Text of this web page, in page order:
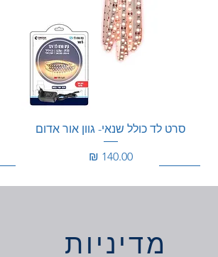
סרט לד כולל שנאי- גוון אור אדום
מחיר‏140.00 ‏₪
מדיניות